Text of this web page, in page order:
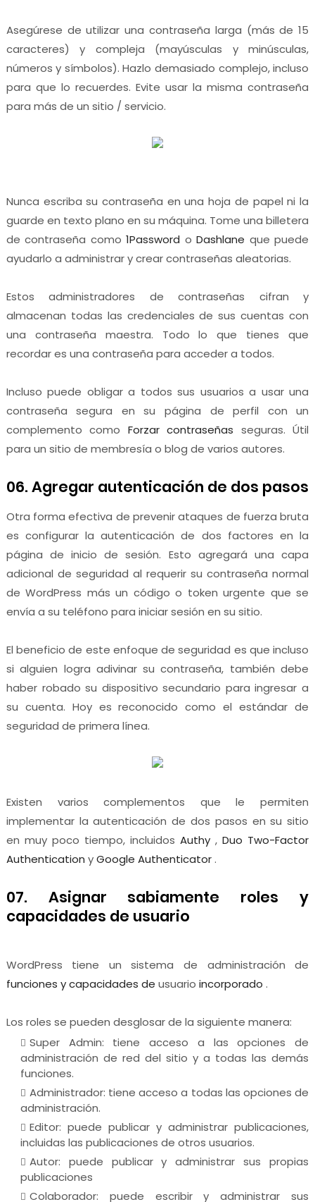
Asegúrese de utilizar una contraseña larga (más de 15
caracteres) y compleja (mayúsculas y minúsculas,
números y símbolos). Hazlo demasiado complejo, incluso
para que lo recuerdes. Evite usar la misma contraseña
para más de un sitio / servicio.
Nunca escriba su contraseña en una hoja de papel ni la
guarde en texto plano en su máquina. Tome una billetera
de contraseña como1Password oDashlane que puede
ayudarlo a administrar y crear contraseñas aleatorias.
Estos administradores de contraseñas cifran y
almacenan todas las credenciales de sus cuentas con
una contraseña maestra. Todo lo que tienes que
recordar es una contraseña para acceder a todos.
Incluso puede obligar a todos sus usuarios a usar una
contraseña segura en su página de perfil con un
complemento como Forzar contraseñas seguras. Útil
para un sitio de membresía o blog de varios autores.
06. Agregar autenticación de dos pasos
Otra forma efectiva de prevenir ataques de fuerza bruta
es configurar la autenticación de dos factores en la
página de inicio de sesión. Esto agregará una capa
adicional de seguridad al requerir su contraseña normal
de WordPress más un código o token urgente que se
envía a su teléfono para iniciar sesión en su sitio.
El beneficio de este enfoque de seguridad es que incluso
si alguien logra adivinar su contraseña, también debe
haber robado su dispositivo secundario para ingresar a
su cuenta. Hoy es reconocido como el estándar de
seguridad de primera línea.
Existen varios complementos que le permiten
implementar la autenticación de dos pasos en su sitio
en muy poco tiempo, incluidosAuthy ,Duo Two-Factor
Authentication yGoogle Authenticator.
07. Asignar sabiamente roles y
capacidades de usuario
WordPress tiene un sistema de administración de
funciones y capacidades de usuario incorporado .
Los roles se pueden desglosar de la siguiente manera:
Super Admin: tiene acceso a las opciones de
administración de red del sitio y a todas las demás
funciones.
Administrador: tiene acceso a todas las opciones de
administración.
Editor: puede publicar y administrar publicaciones,
incluidas las publicaciones de otros usuarios.
Autor: puede publicar y administrar sus propias
publicaciones
Colaborador: puede escribir y administrar sus